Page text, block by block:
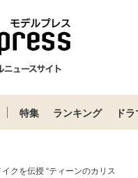
特集 ランキング ド
クを伝授 “ティーンのカリス